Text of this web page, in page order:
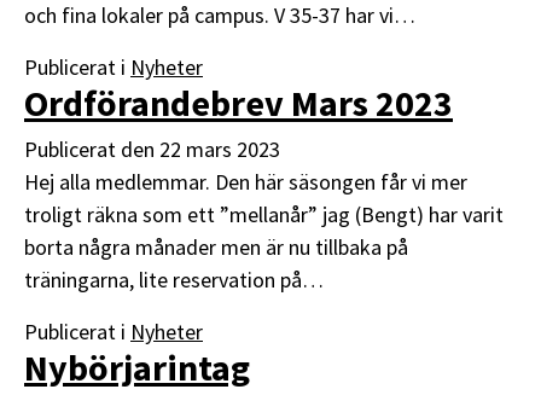
och fina lokaler på campus. V 35-37 har vi…
Publicerat i Nyheter
Ordförandebrev Mars 2023
Publicerat den 22 mars 2023
Hej alla medlemmar. Den här säsongen får vi mer
troligt räkna som ett ”mellanår” jag (Bengt) har varit
borta några månader men är nu tillbaka på
träningarna, lite reservation på…
Publicerat i Nyheter
Nybörjarintag